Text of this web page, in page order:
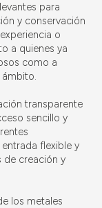
para
y conservación
o
a quienes ya
como a
transparente
sencillo y
flexible y
de creación y
los metales